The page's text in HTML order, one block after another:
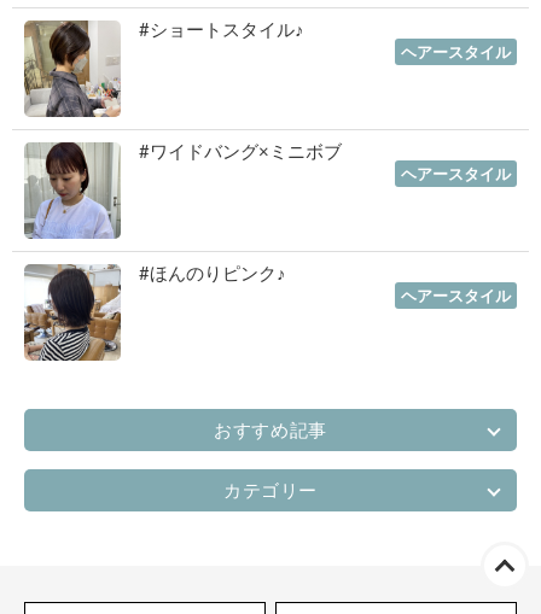
#ショートスタイル♪
ヘアースタイル
#ワイドバング×ミニボブ
ヘアースタイル
#ほんのりピンク♪
ヘアースタイル
おすすめ記事
カテゴリー